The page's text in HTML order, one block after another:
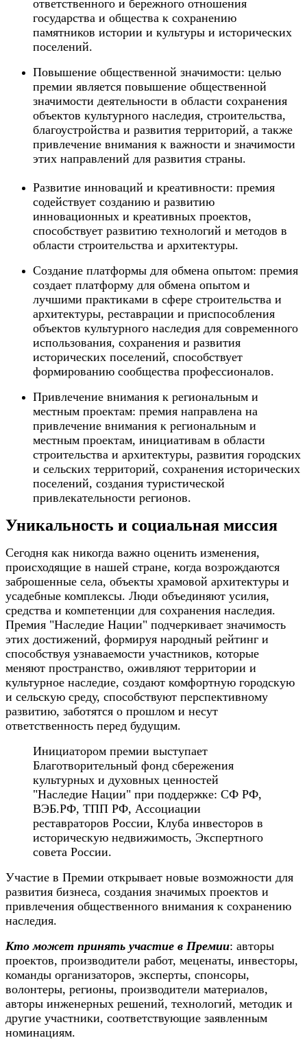
ответственного и бережного отношения
государства и общества к сохранению
памятников истории и культуры и исторических
поселений.
Повышение общественной значимости: целью
премии является повышение общественной
значимости деятельности в области сохранения
объектов культурного наследия, строительства,
благоустройства и развития территорий, а также
привлечение внимания к важности и значимости
этих направлений для развития страны.
Развитие инноваций и креативности: премия
содействует созданию и развитию
инновационных и креативных проектов,
способствует развитию технологий и методов в
области строительства и архитектуры.
Создание платформы для обмена опытом: премия
создает платформу для обмена опытом и
лучшими практиками в сфере строительства и
архитектуры, реставрации и приспособления
объектов культурного наследия для современного
использования, сохранения и развития
исторических поселений, способствует
формированию сообщества профессионалов.
Привлечение внимания к региональным и
местным проектам: премия направлена на
привлечение внимания к региональным и
местным проектам, инициативам в области
строительства и архитектуры, развития городских
и сельских территорий, сохранения исторических
поселений, создания туристической
привлекательности регионов.
Уникальность и социальная миссия
Сегодня как никогда важно оценить изменения,
происходящие в нашей стране, когда возрождаются
заброшенные села, объекты храмовой архитектуры и
усадебные комплексы. Люди объединяют усилия,
средства и компетенции для сохранения наследия.
Премия "Наследие Нации" подчеркивает значимость
этих достижений, формируя народный рейтинг и
способствуя узнаваемости участников, которые
меняют пространство, оживляют территории и
культурное наследие, создают комфортную городскую
и сельскую среду, способствуют перспективному
развитию, заботятся о прошлом и несут
ответственность перед будущим.
Инициатором премии выступает
Благотворительный фонд сбережения
культурных и духовных ценностей
"Наследие Нации" при поддержке: СФ РФ,
ВЭБ.РФ, ТПП РФ, Ассоциации
реставраторов России, Клуба инвесторов в
историческую недвижимость, Экспертного
совета России.
Участие в Премии открывает новые возможности для
развития бизнеса, создания значимых проектов и
привлечения общественного внимания к сохранению
наследия.
Кто может принять участие в Премии: авторы
проектов, производители работ, меценаты, инвесторы,
команды организаторов, эксперты, спонсоры,
волонтеры, регионы, производители материалов,
авторы инженерных решений, технологий, методик и
другие участники, соответствующие заявленным
номинациям.